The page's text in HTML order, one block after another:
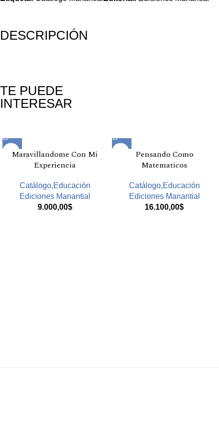
DESCRIPCIÓN
TE PUEDE
INTERESAR
Maravillandome Con Mi
Experiencia
Catálogo,Educación
Ediciones Manantial
9.000,00$
Pensando Como
Matematicos
Catálogo,Educación
Ediciones Manantial
16.100,00$